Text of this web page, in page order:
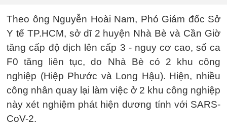
Theo ông Nguyễn Hoài Nam, Phó Giám đốc Sở
Y tế TP.HCM, sở dĩ 2 huyện Nhà Bè và Cần Giờ
tăng cấp độ dịch lên cấp 3 - nguy cơ cao, số ca
F0 tăng liên tục, do Nhà Bè có 2 khu công
nghiệp (Hiệp Phước và Long Hậu). Hiện, nhiều
công nhân quay lại làm việc ở 2 khu công nghiệp
này xét nghiệm phát hiện dương tính với SARS-
CoV-2.